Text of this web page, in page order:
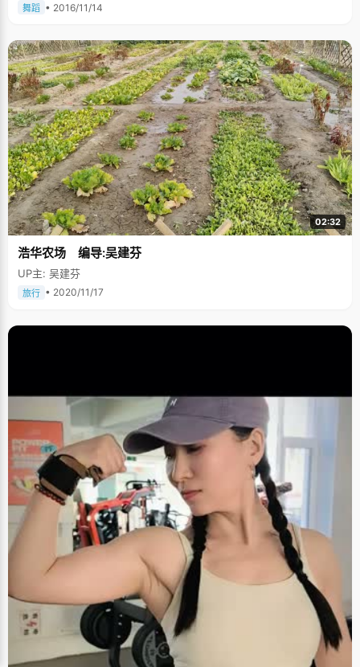
舞蹈 • 2016/11/14
02:32
浩华农场 编导:吴建芬
UP主: 吴建芬
旅行 • 2020/11/17